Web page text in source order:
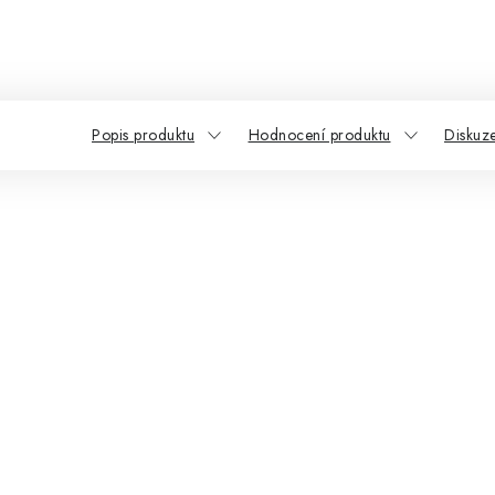
Popis produktu Hodnocení produktu